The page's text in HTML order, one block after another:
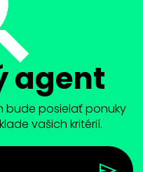
agent
bude posielať ponuky
vašich kritérií.